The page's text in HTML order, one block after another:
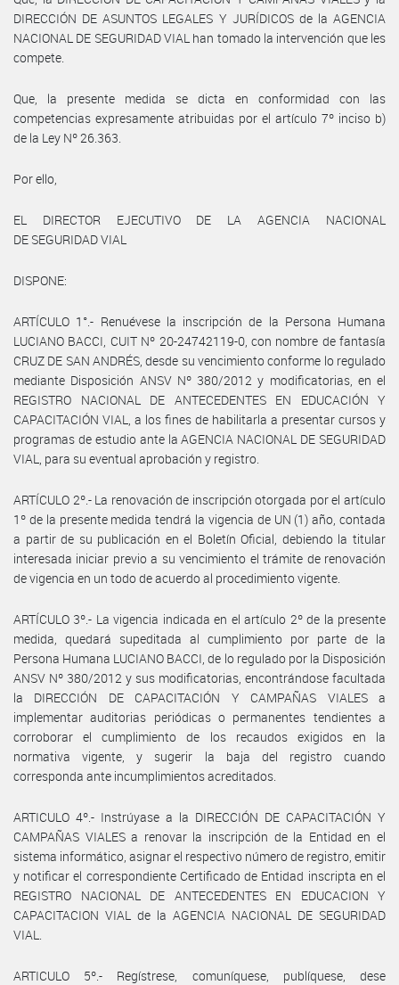
DIRECCIÓN DE ASUNTOS LEGALES Y JURÍDICOS de la AGENCIA
NACIONAL DE SEGURIDAD VIAL han tomado la intervención que les
compete.
Que, la presente medida se dicta en conformidad con las
competencias expresamente atribuidas por el artículo 7º inciso b)
de la Ley Nº 26.363.
Por ello,
EL DIRECTOR EJECUTIVO DE LA AGENCIA NACIONAL
DE SEGURIDAD VIAL
DISPONE:
ARTÍCULO 1°.- Renuévese la inscripción de la Persona Humana
LUCIANO BACCI, CUIT Nº 20-24742119-0, con nombre de fantasía
CRUZ DE SAN ANDRÉS, desde su vencimiento conforme lo regulado
mediante Disposición ANSV Nº 380/2012 y modificatorias, en el
REGISTRO NACIONAL DE ANTECEDENTES EN EDUCACIÓN Y
CAPACITACIÓN VIAL, a los fines de habilitarla a presentar cursos y
programas de estudio ante la AGENCIA NACIONAL DE SEGURIDAD
VIAL, para su eventual aprobación y registro.
ARTÍCULO 2º.- La renovación de inscripción otorgada por el artículo
1º de la presente medida tendrá la vigencia de UN (1) año, contada
a partir de su publicación en el Boletín Oficial, debiendo la titular
interesada iniciar previo a su vencimiento el trámite de renovación
de vigencia en un todo de acuerdo al procedimiento vigente.
ARTÍCULO 3º.- La vigencia indicada en el artículo 2º de la presente
medida, quedará supeditada al cumplimiento por parte de la
Persona Humana LUCIANO BACCI, de lo regulado por la Disposición
ANSV Nº 380/2012 y sus modificatorias, encontrándose facultada
la DIRECCIÓN DE CAPACITACIÓN Y CAMPAÑAS VIALES a
implementar auditorias periódicas o permanentes tendientes a
corroborar el cumplimiento de los recaudos exigidos en la
normativa vigente, y sugerir la baja del registro cuando
corresponda ante incumplimientos acreditados.
ARTICULO 4º.- Instrúyase a la DIRECCIÓN DE CAPACITACIÓN Y
CAMPAÑAS VIALES a renovar la inscripción de la Entidad en el
sistema informático, asignar el respectivo número de registro, emitir
y notificar el correspondiente Certificado de Entidad inscripta en el
REGISTRO NACIONAL DE ANTECEDENTES EN EDUCACION Y
CAPACITACION VIAL de la AGENCIA NACIONAL DE SEGURIDAD
VIAL.
ARTICULO 5º.- Regístrese, comuníquese, publíquese, dese